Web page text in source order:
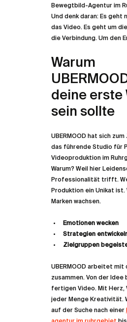
Bewegtbild-Agentur im
Und denk daran: Es geht
das Video. Es geht um
die Verbindung. Um den
Warum
deine erste
sein sollte
UBERMOOD hat sich
das führende Studio für
Videoproduktion im
Warum? Weil hier
Professionalität trifft.
Produktion ein Unikat ist.
Marken wachsen.
Emotionen wecken
Strategien
Zielgruppen
UBERMOOD arbeitet mit
zusammen. Von der Idee
fertigen Video. Mit Herz,
jeder Menge Kreativität.
auf der Suche nach einer